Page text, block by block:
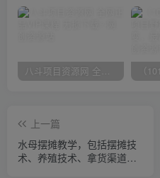
八斗项目资源网 全网正品VIP课程 无损下载~
上一篇
水母摆摊教学，包括摆摊技
术、养殖技术、拿货渠道、